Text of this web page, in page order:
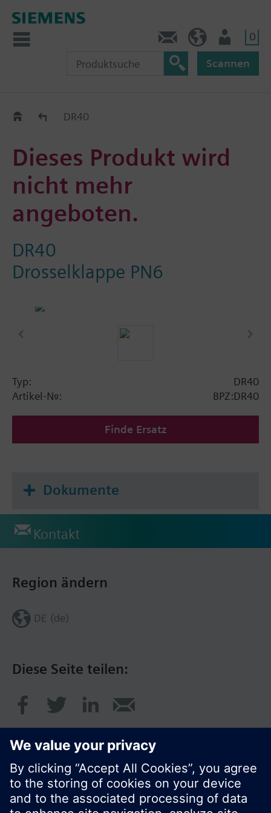
0
Scannen
Old2New
DR40
Dieses Produkt wird
nicht mehr
angeboten.
DR40
Drosselklappe PN6
Typ:
DR40
Artikel-Nr.:
BPZ:DR40
Finde Ersatz
Dokumente
Kontakt
Diese Seite teilen:
Region ändern
DE (de)